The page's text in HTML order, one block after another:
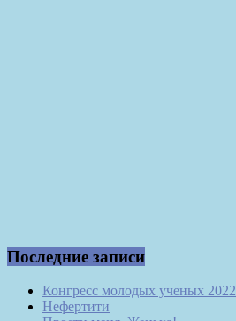
Последние записи
Конгресс молодых ученых 2022
Нефертити